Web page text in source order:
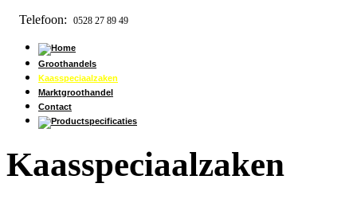
Telefoon: 0528 27 89 49
Groothandels
Kaasspeciaalzaken
Marktgroothandel
Contact
Kaasspeciaalzaken